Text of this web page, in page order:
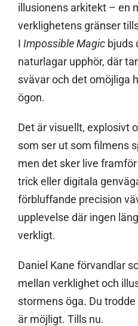
illusionens arkitekt – en
verklighetens gränser
I Impossible Magic bjuds
natur­lagar upphör, där
svävar och det omöjliga
ögon.
Det är visuellt, explosivt
som ser ut som filmens
men det sker live
trick eller digitala
förbluffande precision
upplevelse där ingen
verkligt.
Daniel Kane förvandlar
mellan verklighet och
stormens öga. Du
är möjligt. Tills nu.